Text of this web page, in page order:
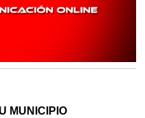
MUNICIPIO